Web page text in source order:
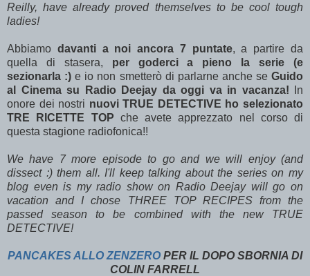
Reilly, have already proved themselves to be cool tough
ladies!
Abbiamo davanti a noi ancora 7 puntate, a partire da
quella di stasera, per goderci a pieno la serie (e
sezionarla :) e io non smetterò di parlarne anche seGuido
al Cinema su Radio Deejay da oggi va in vacanza!
In
onore dei nostri nuovi TRUE DETECTIVE ho selezionato
TRE RICETTE TOP che avete apprezzato nel corso di
questa stagione radiofonica!!
We have 7 more episode to go and we will enjoy (and
dissect :)them all. I'll keep talking about the series on my
blog even is my radio show on Radio Deejay will go on
vacation and I chose THREE TOP RECIPES from the
passed season to be combined with the new TRUE
DETECTIVE!
PANCAKES ALLO ZENZERO PER IL DOPO SBORNIA DI
COLIN FARRELL